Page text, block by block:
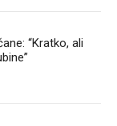
“Kratko, ali